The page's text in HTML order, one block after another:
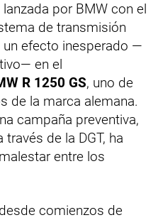
por BMW con el
de transmisión
efecto inesperado —
en el
R 1250 GS, uno de
de la marca alemana.
campaña preventiva,
de la DGT, ha
entre los
comienzos de